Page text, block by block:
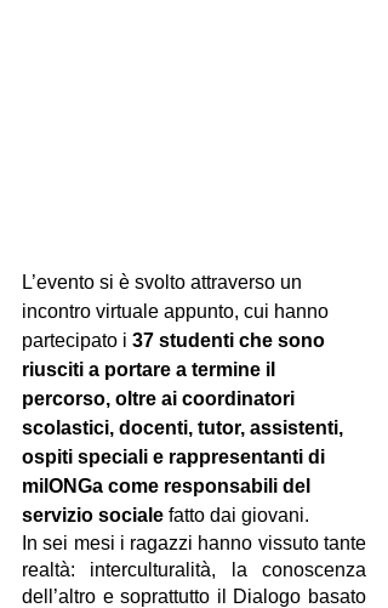
L’evento si è svolto attraverso un
incontro virtuale appunto, cui hanno
partecipato i 37 studenti che sono
riusciti a portare a termine il
percorso, oltre ai coordinatori
scolastici, docenti, tutor, assistenti,
ospiti speciali e rappresentanti di
milONGa come responsabili del
servizio sociale fatto dai giovani.
In sei mesi i ragazzi hanno vissuto tante
realtà: interculturalità, la conoscenza
dell’altro e soprattutto il Dialogo basato